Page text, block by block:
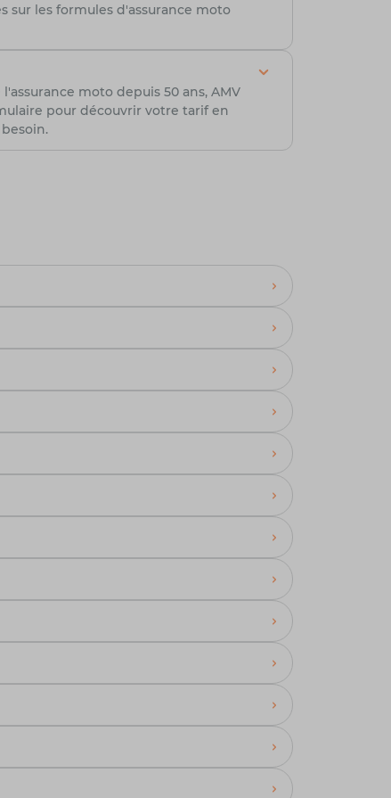
sur les formules d'assurance moto
moto depuis 50 ans, AMV
pour découvrir votre tarif en